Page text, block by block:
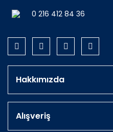
0 216 412 84 36
Hakkımızda
Alışveriş